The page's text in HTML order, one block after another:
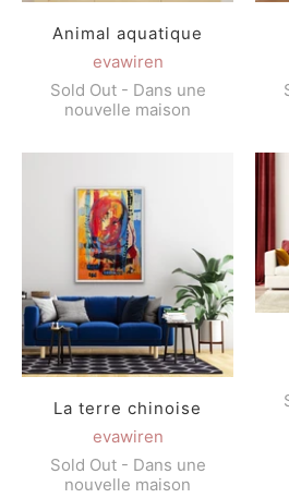
Animal aquatique
evawiren
Sold Out - Dans une
nouvelle maison
La terre chinoise
evawiren
Sold Out - Dans une
nouvelle maison